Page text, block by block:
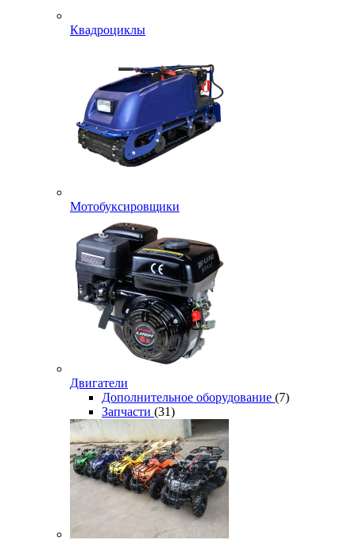
Квадроциклы
Мотобуксировщики
Двигатели
Дополнительное оборудование (7)
Запчасти (31)